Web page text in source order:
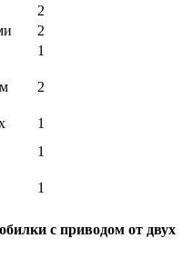
2
2
1
2
1
1
1
с приводом от двух